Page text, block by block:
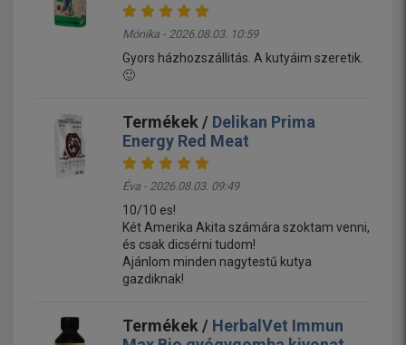
Mónika - 2026.08.03. 10:59
Gyors házhozszállitás. A kutyáim szeretik.
🙂
Termékek / Delikan Prima
Energy Red Meat
Éva - 2026.08.03. 09:49
10/10 es!
Két Amerika Akita számára szoktam venni,
és csak dicsérni tudom!
Ajánlom minden nagytestű kutya
gazdiknak!
Termékek / HerbalVet Immun